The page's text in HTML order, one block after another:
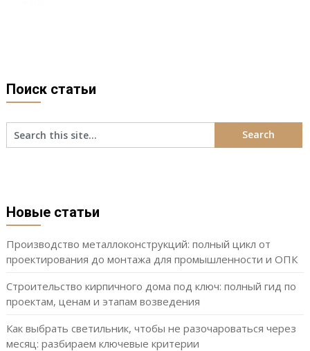
Поиск статьи
Новые статьи
Производство металлоконструкций: полный цикл от
проектирования до монтажа для промышленности и ОПК
Строительство кирпичного дома под ключ: полный гид по
проектам, ценам и этапам возведения
Как выбрать светильник, чтобы не разочароваться через
месяц: разбираем ключевые критерии